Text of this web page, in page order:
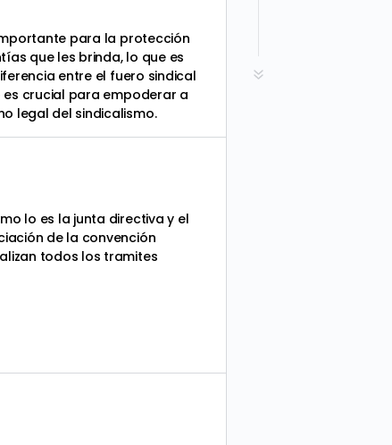
para la protección
que les brinda, lo que es
entre el fuero sindical
crucial para empoderar a
legal del sindicalismo.
lo es la junta directiva y el
de la convención
todos los tramites